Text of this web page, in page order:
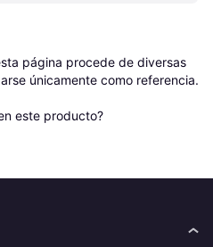
página procede de diversas
únicamente como referencia.
este producto?